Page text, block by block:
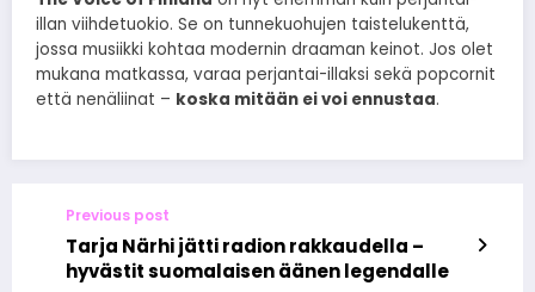
illan viihdetuokio. Se on tunnekuohujen taistelukenttä,
jossa musiikki kohtaa modernin draaman keinot. Jos olet
mukana matkassa, varaa perjantai-illaksi sekä popcornit
että nenäliinat – koska mitään ei voi ennustaa.
Previous post
Tarja Närhi jätti radion rakkaudella –
hyvästit suomalaisen äänen legendalle